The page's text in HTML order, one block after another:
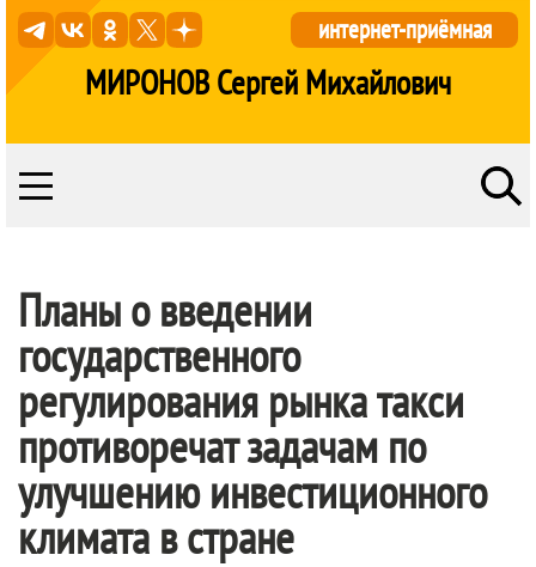
МИРОНОВ Сергей Михайлович
интернет-приёмная
Планы о введении
государственного
регулирования рынка такси
противоречат задачам по
улучшению инвестиционного
климата в стране